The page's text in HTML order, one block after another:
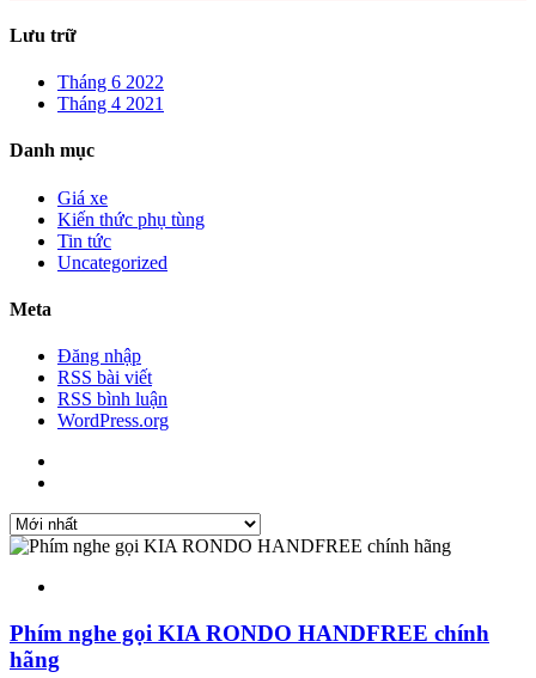
Lưu trữ
Tháng 6 2022
Tháng 4 2021
Danh mục
Giá xe
Kiến thức phụ tùng
Tin tức
Uncategorized
Meta
Đăng nhập
RSS bài viết
RSS bình luận
WordPress.org
Phím nghe gọi KIA RONDO HANDFREE chính
hãng